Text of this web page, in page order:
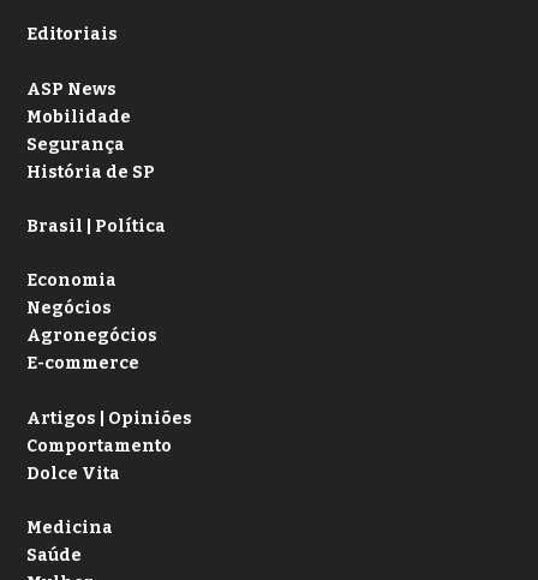
Editoriais
ASP News
Mobilidade
Segurança
História de SP
Brasil | Política
Economia
Negócios
Agronegócios
E-commerce
Artigos | Opiniões
Comportamento
Dolce Vita
Medicina
Saúde